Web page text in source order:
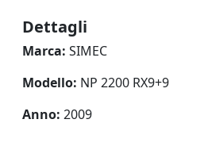
Dettagli
Marca: SIMEC
Modello: NP 2200 RX9+9
Anno: 2009